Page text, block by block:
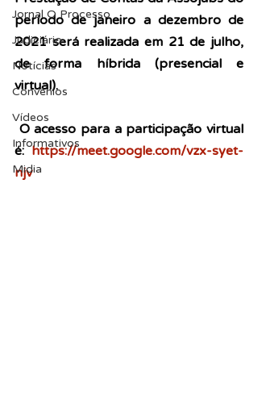
Jornal O Processo
Judiciário
Notícias
Convênios
Vídeos
Informativos
Midia
período de janeiro a dezembro de
2021 será realizada em 21 de julho,
de forma híbrida (presencial e
virtual).
é: https://meet.google.com/vzx-syet-
njv